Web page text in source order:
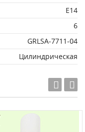
E14
6
GRLSA-7711-04
Цилиндрическая